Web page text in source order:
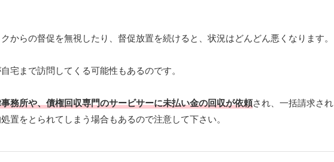
からの督促を無視したり、督促放置を続けると、状況はどんどん悪くなります。
宅まで訪問してくる可能性もあるのです。
務所や、債権回収専門のサービサーに未払い金の回収が依頼され、一括請求され
置をとられてしまう場合もあるので注意して下さい。